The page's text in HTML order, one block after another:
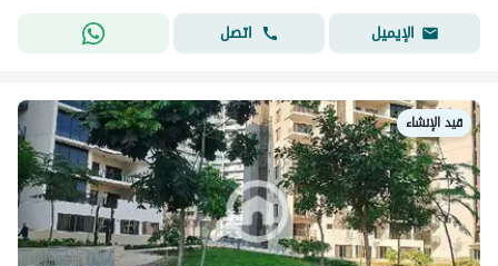
الإيميل
اتصل
قيد الإنشاء